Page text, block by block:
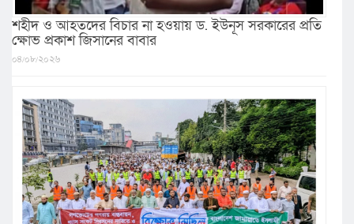
শহীদ ও আহতদের বিচার না হওয়ায় ড. ইউনূস সরকারের প্রতি
ক্ষোভ প্রকাশ জিসানের বাবার
০৪/০৮/২০২৬